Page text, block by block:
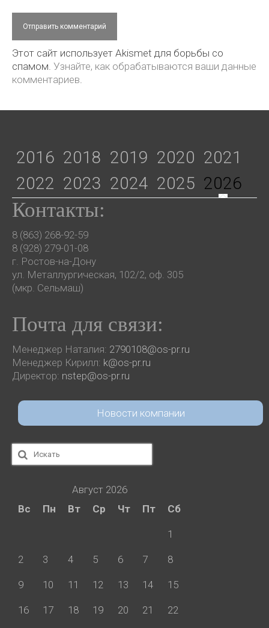
Этот сайт использует Akismet для борьбы со
спамом. Узнайте, как обрабатываются ваши данные
комментариев
2016 2018 2019 2020 2021
2022 2023 2024 2025 2026
Контакты:
8 (863) 268-92-59
8 (928) 279-01-08
г. Ростов-на-Дону
ул. Металлургическая, 102/2, оф. 305
(мкр. Сельмаш)
Почта для связи:
Менеджер Наталия: 2790108@os-pr.ru
Менеджер Кирилл: k@os-pr.ru
Директор: nstep@os-pr.ru
Новости компании
Искать:
Август 2026
Вс
Пн Вт Ср Чт Пт Сб
1
2 3 4 5 6 7 8
9 10 11 12 13 14 15
16 17 18 19 20 21 22